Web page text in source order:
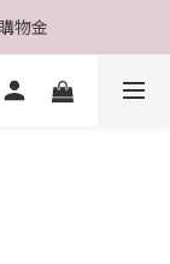
宜
物金